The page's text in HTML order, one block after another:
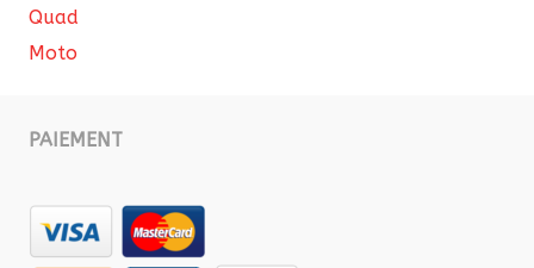
Quad
Moto
PAIEMENT